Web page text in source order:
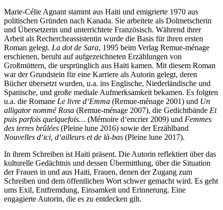
Marie-Célie Agnant stammt aus Haiti und emigrierte 1970 aus
politischen Gründen nach Kanada. Sie arbeitete als Dolmetscherin
und Übersetzerin und unterrichtete Französisch. Während ihrer
Arbeit als Rechercheassistentin wurde die Basis für ihren ersten
Roman gelegt. La dot de Sara, 1995 beim Verlag Remue-ménage
erschienen, beruht auf aufgezeichneten Erzählungen von
Großmüttern, die ursprünglich aus Haiti kamen. Mit diesem Roman
war der Grundstein für eine Karriere als Autorin gelegt, deren
Bücher übersetzt wurden, u.a. ins Englische, Niederländische und
Spanische, und große mediale Aufmerksamkeit bekamen. Es folgten
u.a. die Romane Le livre d‘Emma (Remue-ménage 2001) und Un
alligator nommé Rosa (Remue-ménage 2007), die Gedichtbände Et
puis parfois quelquefois… (Mémoire d‘encrier 2009) und Femmes
des terres brûlées (Pleine lune 2016) sowie der Erzählband
Nouvelles d‘ici, d‘ailleurs et de là-bas (Pleine lune 2017).
In ihrem Schreiben ist Haiti präsent. Die Autorin reflektiert über das
kulturelle Gedächtnis und dessen Übermittlung, über die Situation
der Frauen in und aus Haiti, Frauen, denen der Zugang zum
Schreiben und dem öffentlichen Wort schwer gemacht wird. Es geht
ums Exil, Entfremdung, Einsamkeit und Erinnerung. Eine
engagierte Autorin, die es zu entdecken gilt.